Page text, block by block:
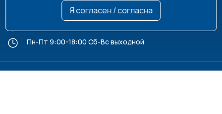
info@poolplanet.ru
Пн-Пт 9:00-18:00 Сб-Вс выходной
Я согласен / согласна